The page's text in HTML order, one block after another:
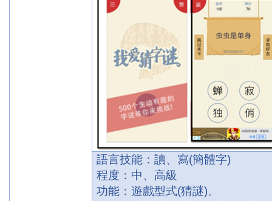
語言技能：讀、寫(簡體字)
程度：中、高級
功能：遊戲型式(猜謎)。